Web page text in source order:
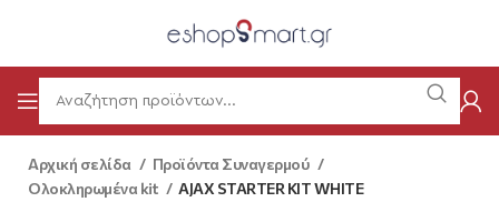
Αρχική σελίδα
Προϊόντα Συναγερμού
Ολοκληρωμένα kit
AJAX STARTER KIT WHITE